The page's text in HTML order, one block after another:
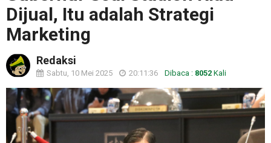
Dijual, Itu adalah Strategi
Marketing
Redaksi
Sabtu, 10 Mei 2025 20:11:36 Dibaca : 8052 Kali